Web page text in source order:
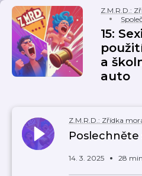
Z.M.R.D.:
15:
a
auto
Z.M.R.D.: Zřídka
Poslechněte
14. 3. 2025 28 min